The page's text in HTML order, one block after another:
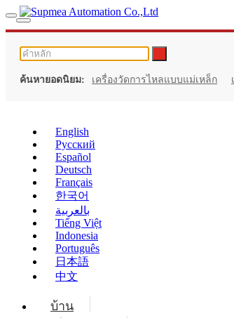
ค้นหายอดนิยม: เครื่องวัดการไหลแบบแม่เหล็ก
English
Русский
Español
Deutsch
Français
한국어
بالعربية
Tiếng Việt
Indonesia
Português
日本語
中文
บ้าน